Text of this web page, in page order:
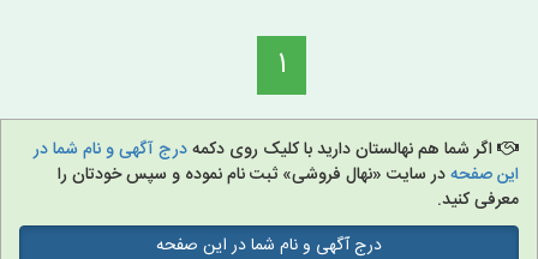
1
اگر شما هم نهالستان دارید با کلیک روی دکمهدرج آگهی و نام شما در
این صفحهدر سایت «نهال فروشی» ثبت نام نموده و سپس خودتان را
معرفی کنید.
درج آگهی و نام شما در این صفحه